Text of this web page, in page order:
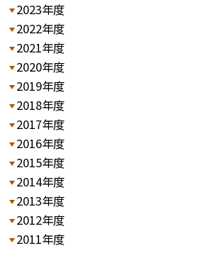
2023年度
2022年度
2021年度
2020年度
2019年度
2018年度
2017年度
2016年度
2015年度
2014年度
2013年度
2012年度
2011年度